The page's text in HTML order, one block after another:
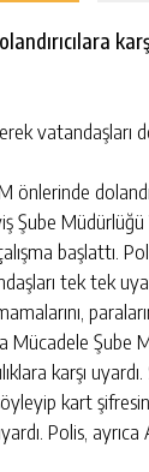
vatandaşları
Müdürlüğü
başlattı.
tek tek
Şube
karşı
kart
Polis,